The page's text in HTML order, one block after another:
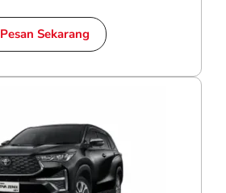
Pesan Sekarang